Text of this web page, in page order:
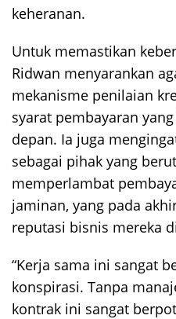
keheranan.
Untuk memastikan
Ridwan menyarankan
mekanisme penilaian
syarat pembayaran
depan. Ia juga
sebagai pihak yang
memperlambat
jaminan, yang pada
reputasi bisnis mereka
“Kerja sama ini sangat
konspirasi. Tanpa
kontrak ini sangat